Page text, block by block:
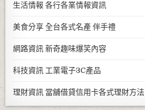
生活情報 各行各業情報資訊
美食分享 全台各式名產 伴手禮
網路資訊 新奇趣味爆笑內容
科技資訊 工業電子3C產品
理財資訊 當舖借貸信用卡各式理財方法